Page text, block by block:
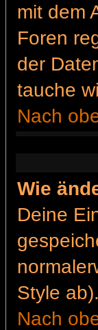
mit dem
Foren
der
tauche
Nach
Wie
Deine
Style
Nach